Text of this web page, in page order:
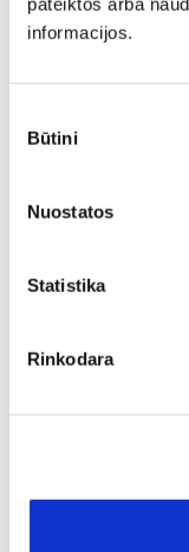
informacijos.
pasirinkimas
Būtini
Nuostatos
Statistika
Rinkodara
Minkšti baldai yra
kuris suteikia
pavyzdžiui,
žaisti su vaikais ir
suteikia
funkcionalumu ir
pasirinkti tai, kas